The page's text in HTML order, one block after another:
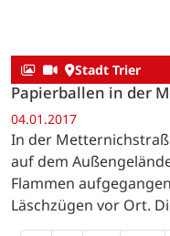
Stadt Trier
Papierballen in der
04.01.2017
In der
auf dem
Flammen
Läschzügen vor Ort.